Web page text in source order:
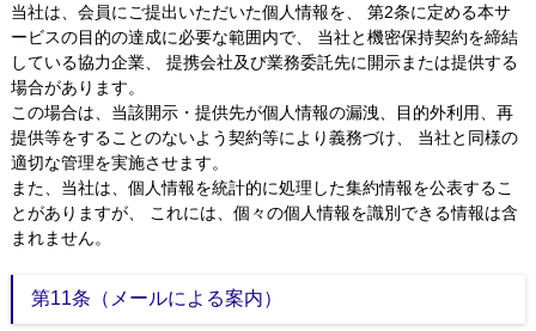
当社は、会員にご提出いただいた個人情報を、 第2条に定める本サ
ービスの目的の達成に必要な範囲内で、 当社と機密保持契約を締結
している協力企業、 提携会社及び業務委託先に開示または提供する
場合があります。
この場合は、当該開示・提供先が個人情報の漏洩、目的外利用、再
提供等をすることのないよう契約等により義務づけ、 当社と同様の
適切な管理を実施させます。
また、当社は、個人情報を統計的に処理した集約情報を公表するこ
とがありますが、 これには、個々の個人情報を識別できる情報は含
まれません。
第11条（メールによる案内）